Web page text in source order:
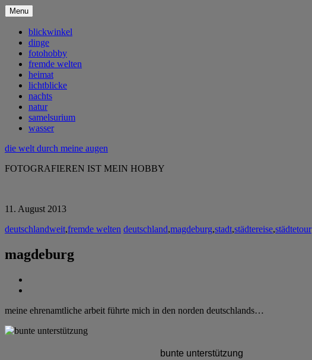
Menu
blickwinkel
dinge
fotohobby
fremde welten
heimat
lichtblicke
nachts
natur
samelsurium
wasser
die welt durch meine augen
FOTOGRAFIEREN IST MEIN HOBBY
11. August 2013
deutschlandweit,fremde welten deutschland,magdeburg,stadt,städtereise,städtetour
magdeburg
meine ehrenamtliche arbeit führte mich in den norden deutschlands…
bunte unterstützung